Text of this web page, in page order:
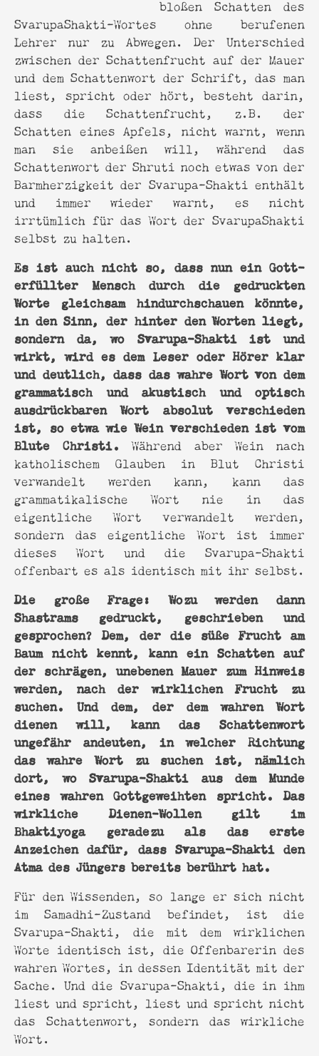
bloßen Schatten des
SvarupaShakti-Wortes ohne berufenen
Lehrer nur zu Abwegen. Der Unterschied
zwischen der Schattenfrucht auf der Mauer
und dem Schattenwort der Schrift, das man
liest, spricht oder hört, besteht darin,
dass die Schattenfrucht, z.B. der
Schatten eines Apfels, nicht warnt, wenn
man sie anbeißen will, während das
Schattenwort der Shruti noch etwas von der
Barmherzigkeit der Svarupa-Shakti enthält
und immer wieder warnt, es nicht
irrtümlich für das Wort der SvarupaShakti
selbst zu halten.
Es ist auch nicht so, dass nun ein Gott-
erfüllter Mensch durch die gedruckten
Worte gleichsam hindurchschauen könnte,
in den Sinn, der hinter den Worten liegt,
sondern da, wo Svarupa-Shakti ist und
wirkt, wird es dem Leser oder Hörer klar
und deutlich, dass das wahre Wort von dem
grammatisch und akustisch und optisch
ausdrückbaren Wort absolut verschieden
ist, so etwa wie Wein verschieden ist vom
Blute Christi.Während aber Wein nach
katholischem Glauben in Blut Christi
verwandelt werden kann, kann das
grammatikalische Wort nie in das
eigentliche Wort verwandelt werden,
sondern das eigentliche Wort ist immer
dieses Wort und die Svarupa-Shakti
offenbart es als identisch mit ihr selbst.
Die große Frage: Wozu werden dann
Shastrams gedruckt, geschrieben und
gesprochen? Dem, der die süße Frucht am
Baum nicht kennt, kann ein Schatten auf
der schrägen, unebenen Mauer zum Hinweis
werden, nach der wirklichen Frucht zu
suchen. Und dem, der dem wahren Wort
dienen will, kann das Schattenwort
ungefähr andeuten, in welcher Richtung
das wahre Wort zu suchen ist, nämlich
dort, wo Svarupa-Shakti aus dem Munde
eines wahren Gottgeweihten spricht. Das
wirkliche Dienen-Wollen gilt im
Bhaktiyoga geradezu als das erste
Anzeichen dafür, dass Svarupa-Shakti den
Atma des Jüngers bereits berührt hat.
Für den Wissenden, so lange er sich nicht
im Samadhi-Zustand befindet, ist die
Svarupa-Shakti, die mit dem wirklichen
Worte identisch ist, die Offenbarerin des
wahren Wortes, in dessen Identität mit der
Sache. Und die Svarupa-Shakti, die in ihm
liest und spricht, liest und spricht nicht
das Schattenwort, sondern das wirkliche
Wort.